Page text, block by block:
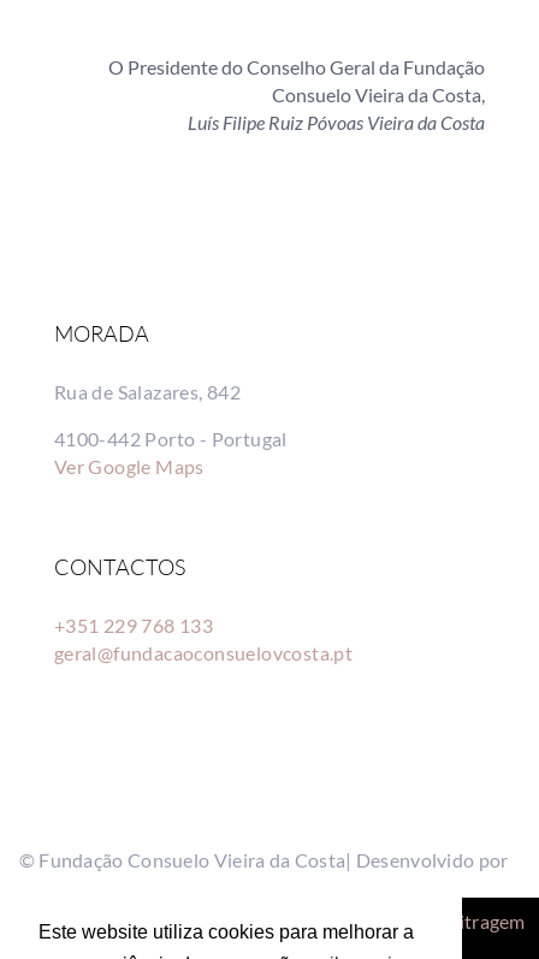
Este website utiliza cookies para melhorar a
O Presidente do Conselho Geral da Fundação
Consuelo Vieira da Costa,
Luís Filipe Ruiz Póvoas Vieira da Costa
MORADA
Rua de Salazares, 842
4100-442 Porto - Portugal
Ver Google Maps
CONTACTOS
+351 229 768 133
geral@fundacaoconsuelovcosta.pt
© Fundação Consuelo Vieira da Costa| Desenvolvido por
Politica de Privacidade
Centro de Arbitragem